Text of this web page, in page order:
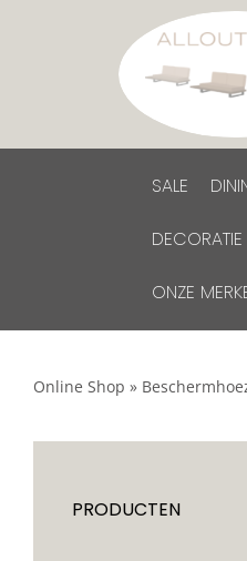
SALE
DECORATIE
ONZE
Online Shop »
PRODUCTEN